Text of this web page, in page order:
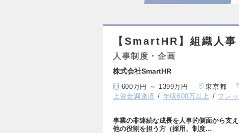
【SmartHR】組織人
人事制度・企画
株式会社SmartHR
600万円 ～ 1399万円 東京都
上資金調達済
年収600万以上 フレ
事業の非連続な成長を人事的側面から支
他の役割を担う方（採用、制度…